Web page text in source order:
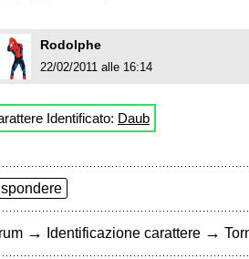
Rodolphe
22/02/2011 alle 16:14
Identificato: Daub
→ Identificazione carattere →